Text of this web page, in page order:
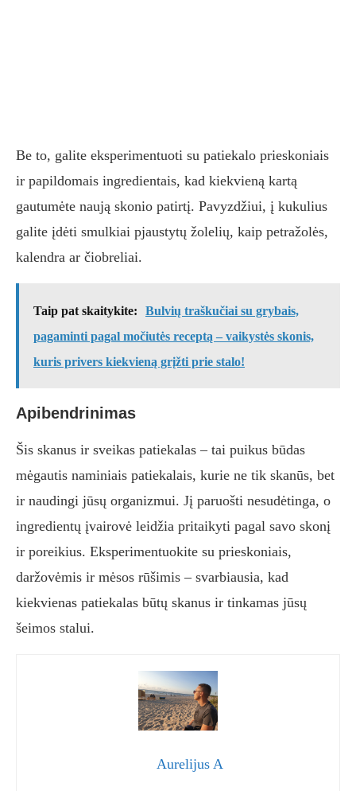
Be to, galite eksperimentuoti su patiekalo prieskoniais
ir papildomais ingredientais, kad kiekvieną kartą
gautumėte naują skonio patirtį. Pavyzdžiui, į kukulius
galite įdėti smulkiai pjaustytų žolelių, kaip petražolės,
kalendra ar čiobreliai.
Taip pat skaitykite:
Bulvių traškučiai su grybais,
pagaminti pagal močiutės receptą – vaikystės skonis,
kuris privers kiekvieną grįžti prie stalo!
Apibendrinimas
Šis skanus ir sveikas patiekalas – tai puikus būdas
mėgautis naminiais patiekalais, kurie ne tik skanūs, bet
ir naudingi jūsų organizmui. Jį paruošti nesudėtinga, o
ingredientų įvairovė leidžia pritaikyti pagal savo skonį
ir poreikius. Eksperimentuokite su prieskoniais,
daržovėmis ir mėsos rūšimis – svarbiausia, kad
kiekvienas patiekalas būtų skanus ir tinkamas jūsų
šeimos stalui.
Aurelijus A